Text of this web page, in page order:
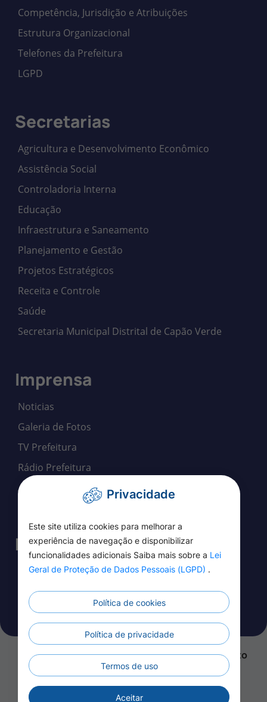
Competência, Jurisdição e Atribuições
Estrutura Organizacional
Telefones da Prefeitura
LGPD
Secretarias
Agricultura e Desenvolvimento Econômico
Assistência Social
Controladoria Interna
Educação
Infraestrutura e Saneamento
Planejamento e Gestão
Projetos Estratégicos
Receita e Controle
Saúde
Secretaria Municipal Distrital de Capão Verde
Imprensa
Noticias
Galeria de Fotos
TV Prefeitura
Rádio Prefeitura
Agenda de Eventos
Participação Social Eletrônica
Fale Conosco
SIC
Ouvidoria
Telefones Úteis
Todos os
Todos os Direitos Reservados a Prefeitura de Alto
Paraguai - MT - 2026
Privacidade
Este site utiliza cookies para melhorar a
experiência de navegação e disponibilizar
funcionalidades adicionais Saiba mais sobre a Lei
Geral de Proteção de Dados Pessoais (LGPD) .
Política de cookies
Política de privacidade
Termos de uso
Aceitar